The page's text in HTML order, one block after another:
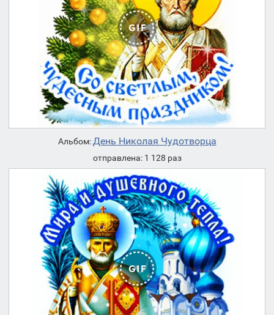
Альбом:День Николая Чудотворца
отправлена: 1 128 раз